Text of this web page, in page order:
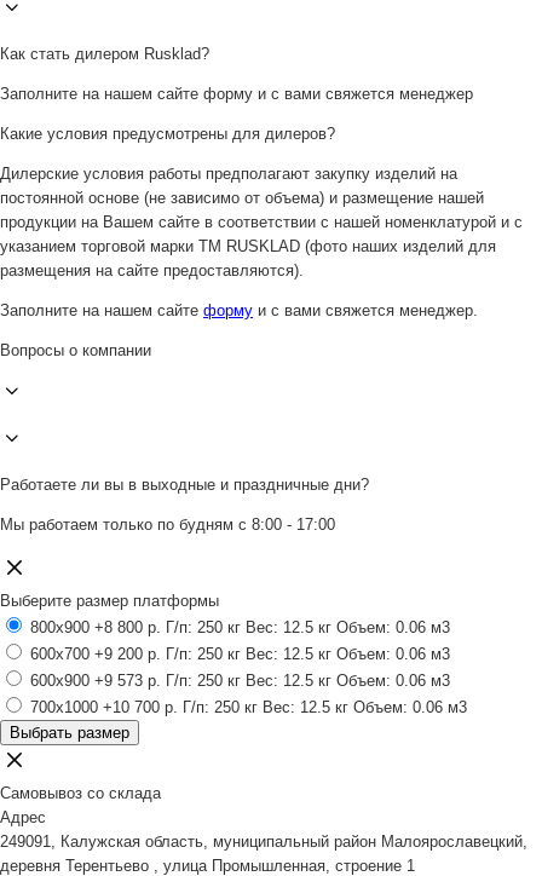
Как стать дилером Rusklad?
Заполните на нашем сайте форму и с вами свяжется менеджер
Какие условия предусмотрены для дилеров?
Дилерские условия работы предполагают закупку изделий на
постоянной основе (не зависимо от объема) и размещение нашей
продукции на Вашем сайте в соответствии с нашей номенклатурой и с
указанием торговой марки ТМ RUSKLAD (фото наших изделий для
размещения на сайте предоставляются).
Заполните на нашем сайте форму и с вами свяжется менеджер.
Вопросы о компании
Работаете ли вы в выходные и праздничные дни?
Мы работаем только по будням с 8:00 - 17:00
Выберите размер платформы
800x900 +8 800 р. Г/п: 250 кг Вес: 12.5 кг Объем: 0.06 м3
600x700 +9 200 р. Г/п: 250 кг Вес: 12.5 кг Объем: 0.06 м3
600x900 +9 573 р. Г/п: 250 кг Вес: 12.5 кг Объем: 0.06 м3
700x1000 +10 700 р. Г/п: 250 кг Вес: 12.5 кг Объем: 0.06 м3
Выбрать размер
Самовывоз со склада
Адрес
249091, Калужская область, муниципальный район Малоярославецкий,
деревня Терентьево , улица Промышленная, строение 1